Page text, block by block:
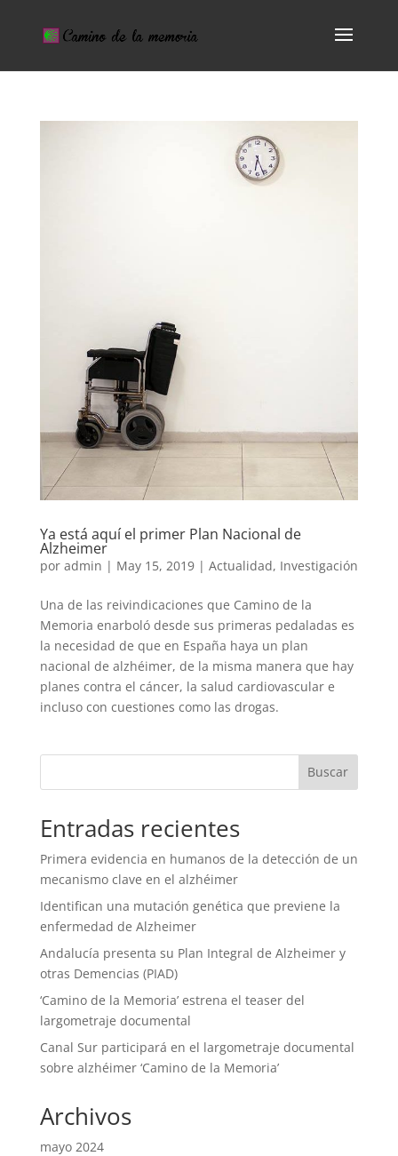
Ya está aquí el primer Plan Nacional de
Alzheimer
por admin | May 15, 2019| Actualidad, Investigación
Una de las reivindicaciones que Camino de la
Memoria enarboló desde sus primeras pedaladas es
la necesidad de que en España haya un plan
nacional de alzhéimer, de la misma manera que hay
planes contra el cáncer, la salud cardiovascular e
incluso con cuestiones como las drogas.
Entradas recientes
Primera evidencia en humanos de la detección de un
mecanismo clave en el alzhéimer
Identifican una mutación genética que previene la
enfermedad de Alzheimer
Andalucía presenta su Plan Integral de Alzheimer y
otras Demencias (PIAD)
‘Camino de la Memoria’ estrena el teaser del
largometraje documental
Canal Sur participará en el largometraje documental
sobre alzhéimer ‘Camino de la Memoria’
Archivos
mayo 2024